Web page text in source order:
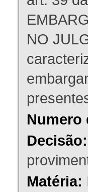
NO
Numero
Decisão:
Matéria: